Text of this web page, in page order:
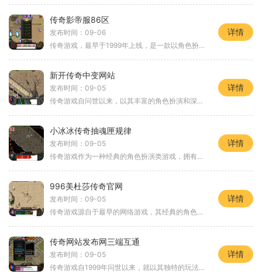
传奇影帝服86区
发布时间：09-06
传奇游戏，最早于1999年上线，是一款以角色扮演为核心的多人在线游戏。游戏设定在一个充满魔幻色彩的大陆上，玩家可以选择不同的职业，如战士、法师和道士，每个职业都有独特的技能和玩法。玩家通过打怪、升级、装备、社交等多种方式，提升角色的实力。角
详情
新开传奇中变网站
发布时间：09-05
传奇游戏自问世以来，以其丰富的角色扮演和深厚的背景故事赢得了众多玩家的心。玩家在游戏中可以选择不同的职业，如战士、法师、道士等，每个职业都有其独特的技能和特点。玩家通过不断地打怪、完成任务，提升角色的等级与能力，体验从弱小到强大的成长历程。
详情
小冰冰传奇抽魂匣规律
发布时间：09-05
传奇游戏作为一种经典的角色扮演类游戏，拥有着广泛的玩家基础。它的魅力在于玩家可以在虚拟世界中化身为各种角色，与其他玩家共同冒险、战斗。游戏中有丰富的任务、强大的BOSS和多样的装备系统，玩家可以通过不断地打怪升级，提升自己的战斗力。在小冰冰
详情
996美杜莎传奇官网
发布时间：09-05
传奇游戏源自于最早的网络游戏，其经典的角色扮演元素吸引了无数玩家。在996美杜莎传奇中，玩家可以选择不同的职业进行冒险，体验不同的技能和战斗风格。游戏中的画面精美，场景设计独特，带给玩家身临其境的感觉。而丰富的任务系统和副本挑战，更是让玩家
详情
传奇网站发布网三端互通
发布时间：09-05
传奇游戏自1999年问世以来，就以其独特的玩法和丰富的游戏内容吸引了无数玩家。作为一款角色扮演类游戏，传奇的核心在于角色的发展和装备的获取。玩家可以选择不同的职业，如战士、法师和道士，每个职业都有自己独特的技能和玩法。玩家在游戏中通过打怪、
详情